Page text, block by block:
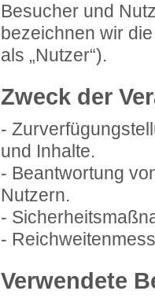
Besucher und
bezeichnen wir
als „Nutzer“).
Zweck der
-
und Inhalte.
- Beantwortung
Nutzern.
-
-
Verwendete